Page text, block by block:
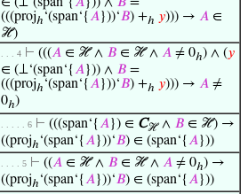
(((projℎ ‘(span‘{𝐴}))‘𝐵) +ℎ 𝑦))) → 𝐴 ∈
ℋ)
. . . 4 ⊢ (((𝐴 ∈ ℋ ∧ 𝐵 ∈ ℋ ∧ 𝐴 ≠ 0ℎ) ∧ (𝑦
∈ (⊥‘(span‘{𝐴})) ∧ 𝐵 =
(((projℎ ‘(span‘{𝐴}))‘𝐵) +ℎ 𝑦))) → 𝐴 ≠
0ℎ)
. . . . . 6 ⊢ (((span‘{𝐴}) ∈ Cℋ∧ 𝐵 ∈ ℋ) →
((projℎ ‘(span‘{𝐴}))‘𝐵) ∈ (span‘{𝐴}))
. . . . 5 ⊢ ((𝐴 ∈ ℋ ∧ 𝐵 ∈ ℋ ∧ 𝐴 ≠ 0ℎ) →
((projℎ ‘(span‘{𝐴}))‘𝐵) ∈ (span‘{𝐴}))